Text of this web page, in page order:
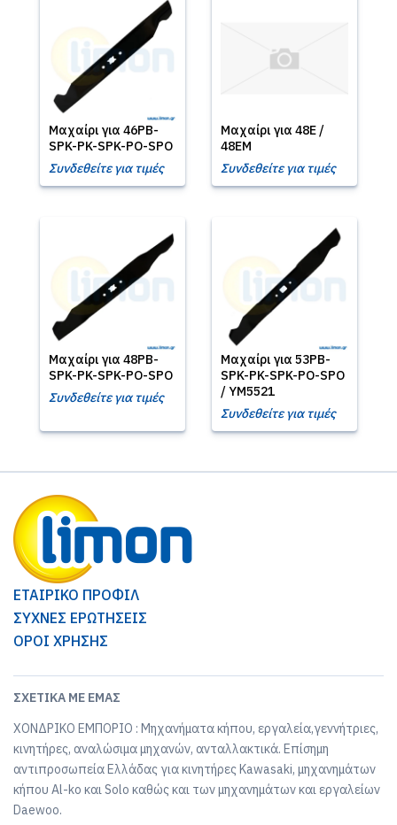
Μαχαίρι για 46PB-
SPK-PK-SPK-PO-SPO
Συνδεθείτε για τιμές
Μαχαίρι για 48E /
48EM
Συνδεθείτε για τιμές
Μαχαίρι για 48PB-
SPK-PK-SPK-PO-SPO
Συνδεθείτε για τιμές
Μαχαίρι για 53PB-
SPK-PK-SPK-PO-SPO
/ YM5521
Συνδεθείτε για τιμές
ΕΤΑΙΡΙΚΟ ΠΡΟΦΙΛ
ΣΥΧΝΕΣ ΕΡΩΤΗΣΕΙΣ
ΟΡΟΙ ΧΡΗΣΗΣ
ΣΧΕΤΙΚΆ ΜΕ ΕΜΆΣ
ΧΟΝΔΡΙΚΟ ΕΜΠΟΡΙΟ : Μηχανήματα κήπου, εργαλεία,γεννήτριες,
κινητήρες, αναλώσιμα μηχανών, ανταλλακτικά. Επίσημη
αντιπροσωπεία Ελλάδας για κινητήρες Kawasaki, μηχανημάτων
κήπου Al-ko και Solo καθώς και των μηχανημάτων και εργαλείων
Daewoo.